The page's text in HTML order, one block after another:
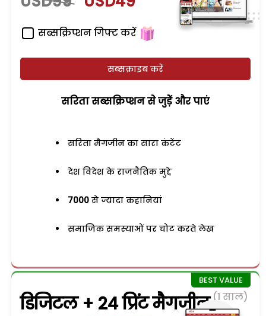
सब्सक्रिप्शन गिफ्ट करें
सब्सक्राइब करें
सरिता सब्सक्रिप्शन से जुड़ेें और पाएं
सरिता मैगजीन का सारा कंटेंट
देश विदेश के राजनैतिक मुद्दे
7000 से ज्यादा कहानियां
समाजिक समस्याओं पर चोट करते लेख
डिजिटल + 24 प्रिंट मैगजीन (1 साल)